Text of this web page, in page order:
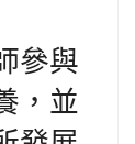
參與
，並